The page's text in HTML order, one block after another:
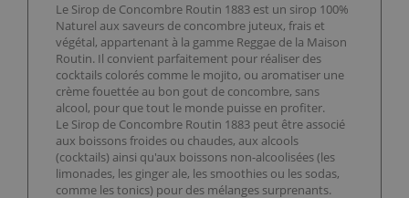
Le Sirop de Concombre Routin 1883 est un sirop 100%
Naturel aux saveurs de concombre juteux, frais et
végétal, appartenant à la gamme Reggae de la Maison
Routin. Il convient parfaitement pour réaliser des
cocktails colorés comme le mojito, ou aromatiser une
crème fouettée au bon gout de concombre, sans
alcool, pour que tout le monde puisse en profiter.
Le Sirop de Concombre Routin 1883 peut être associé
aux boissons froides ou chaudes, aux alcools
(cocktails) ainsi qu'aux boissons non-alcoolisées (les
limonades, les ginger ale, les smoothies ou les sodas,
comme les tonics) pour des mélanges surprenants.